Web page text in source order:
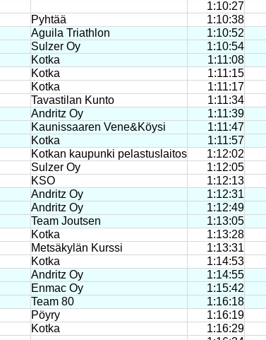
1:10:27
Pyhtää 1:10:38
Aguila Triathlon 1:10:52
Sulzer Oy 1:10:54
Kotka 1:11:08
Kotka 1:11:15
Kotka 1:11:17
Tavastilan Kunto 1:11:34
Andritz Oy 1:11:39
Kaunissaaren Vene&Köysi 1:11:47
Kotka 1:11:57
Kotkan kaupunki pelastuslaitos 1:12:02
Sulzer Oy 1:12:05
KSO 1:12:13
Andritz Oy 1:12:31
Andritz Oy 1:12:49
Team Joutsen 1:13:05
Kotka 1:13:28
Metsäkylän Kurssi 1:13:31
Kotka 1:14:53
Andritz Oy 1:14:55
Enmac Oy 1:15:42
Team 80 1:16:18
Pöyry 1:16:19
Kotka 1:16:29